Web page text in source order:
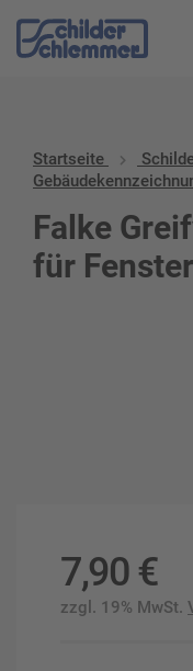
Startseite
Falke
für
7,90 €
zzgl. 19% MwSt.